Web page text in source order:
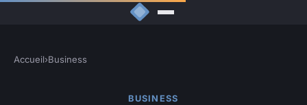
Accueil›Business
BUSINESS